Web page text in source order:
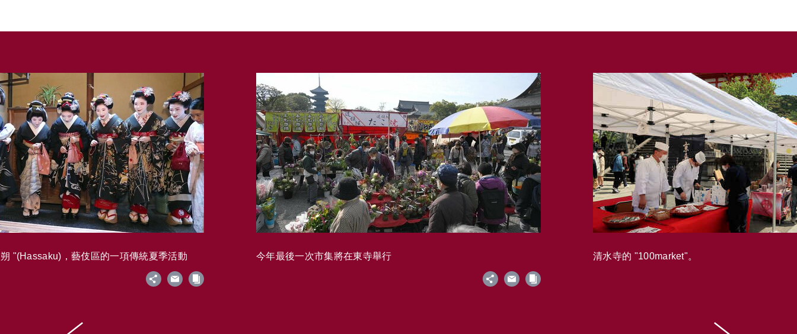
"(Hassaku)，藝伎區的一項傳統夏季活動 今年最後一次市集將在東寺舉行 清水寺的 "100market"。